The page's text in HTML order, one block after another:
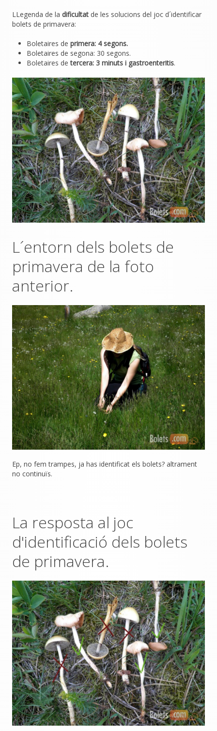
LLegenda de la dificultat de les solucions del joc d´identificar
bolets de primavera:
Boletaires de primera: 4 segons.
Boletaires de segona: 30 segons.
Boletaires detercera: 3 minuts i gastroenteritis.
L´entorn dels bolets de
primavera de la foto
anterior.
Ep, no fem trampes, ja has identificat els bolets? altrament
no continuïs.
La resposta al joc
d'identificació dels bolets
de primavera.